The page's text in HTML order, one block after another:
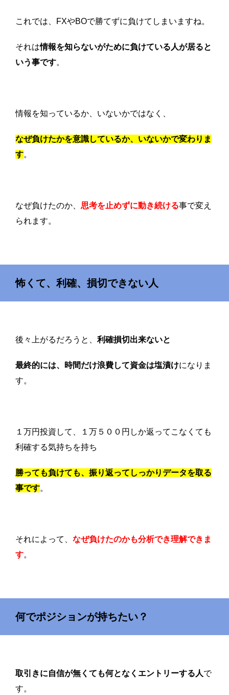
これでは、FXやBOで勝てずに負けてしまいますね。
それは情報を知らないがために負けている人が居ると
いう事です。
情報を知っているか、いないかではなく、
なぜ負けたかを意識しているか、いないかで変わりま
す。
なぜ負けたのか、 思考を止めずに動き続ける事で変え
られます。
怖くて、利確、損切できない人
後々上がるだろうと、 利確損切出来ないと
最終的には、時間だけ浪費して資金は塩漬けになりま
す。
１万円投資して、１万５００円しか返ってこなくても
利確する気持ちを持ち
勝っても負けても、振り返ってしっかりデータを取る
事です。
それによって、 なぜ負けたのかも分析でき理解できま
す。
何でポジションが持ちたい？
取引きに自信が無くても何となくエントリーする人で
す。